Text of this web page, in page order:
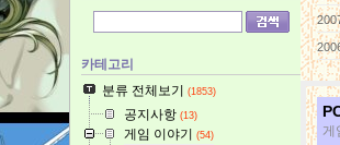
카테고리
분류 전체보기
(1853)
공지사항 (13)
게임 이야기 (54) 게